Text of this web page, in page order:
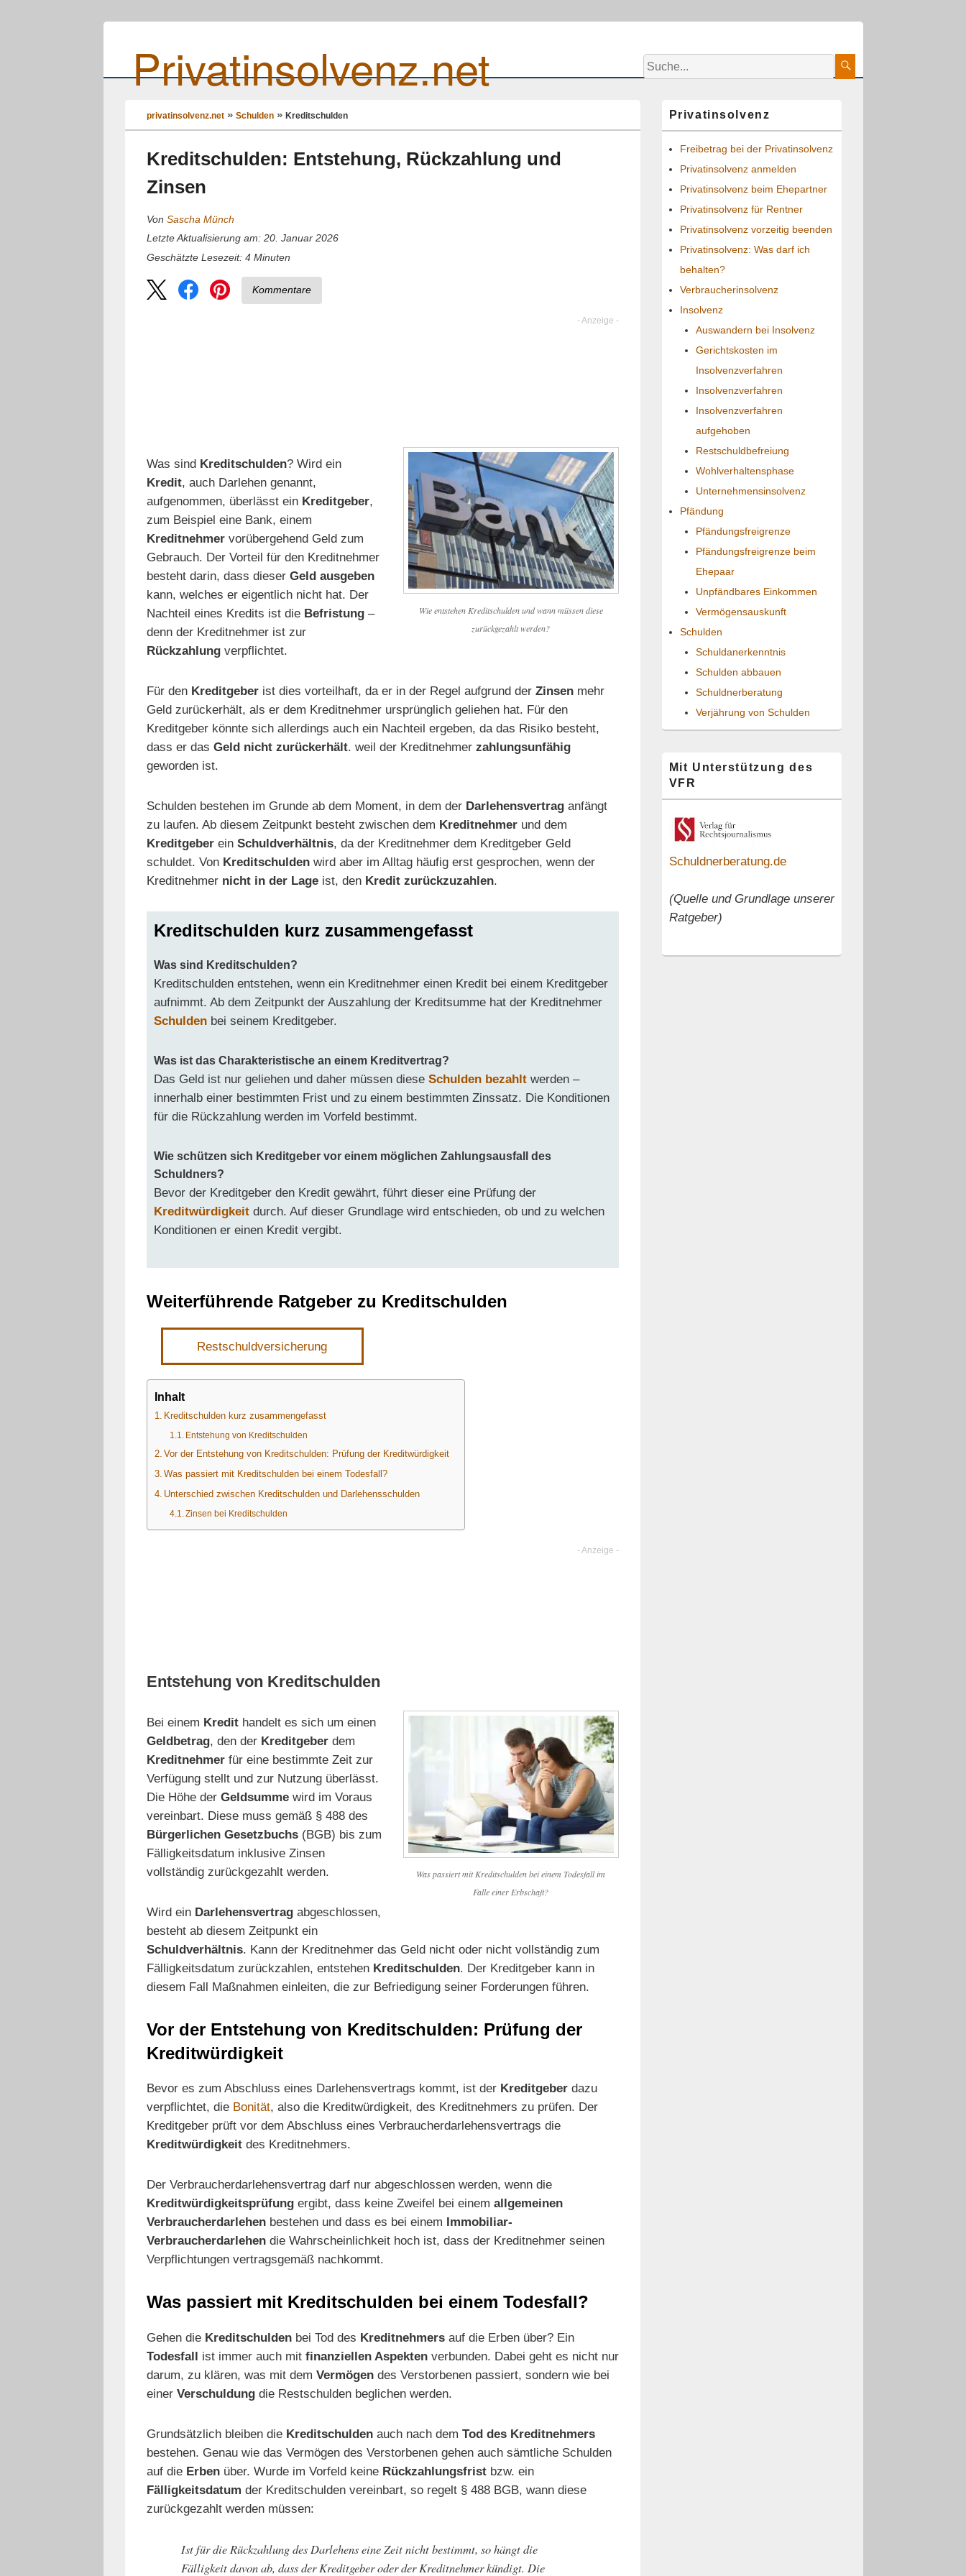
Privatinsolvenz.net Suche:
privatinsolvenz.net Schulden Kreditschulden
Kreditschulden: Entstehung, Rückzahlung und
Zinsen
Von Sascha Münch
Letzte Aktualisierung am: 20. Januar 2026
Geschätzte Lesezeit: 4 Minuten
Kommentare
Wie entstehen Kreditschulden und wann müssen diese
zurückgezahlt werden?
Was sind Kreditschulden? Wird ein
Kredit, auch Darlehen genannt,
aufgenommen, überlässt ein Kreditgeber,
zum Beispiel eine Bank, einem
Kreditnehmer vorübergehend Geld zum
Gebrauch. Der Vorteil für den Kreditnehmer
besteht darin, dass dieser Geld ausgeben
kann, welches er eigentlich nicht hat. Der
Nachteil eines Kredits ist die Befristung –
denn der Kreditnehmer ist zur
Rückzahlung verpflichtet.
Für den Kreditgeber ist dies vorteilhaft, da er in der Regel aufgrund der Zinsen mehr
Geld zurückerhält, als er dem Kreditnehmer ursprünglich geliehen hat. Für den
Kreditgeber könnte sich allerdings auch ein Nachteil ergeben, da das Risiko besteht,
dass er das Geld nicht zurückerhält. weil der Kreditnehmer zahlungsunfähig
geworden ist.
Schulden bestehen im Grunde ab dem Moment, in dem der Darlehensvertrag anfängt
zu laufen. Ab diesem Zeitpunkt besteht zwischen dem Kreditnehmer und dem
Kreditgeber ein Schuldverhältnis, da der Kreditnehmer dem Kreditgeber Geld
schuldet. Von Kreditschulden wird aber im Alltag häufig erst gesprochen, wenn der
Kreditnehmer nicht in der Lage ist, denKredit zurückzuzahlen.
Kreditschulden kurz zusammengefasst
Was sind Kreditschulden?
Kreditschulden entstehen, wenn ein Kreditnehmer einen Kredit bei einem Kreditgeber
aufnimmt. Ab dem Zeitpunkt der Auszahlung der Kreditsumme hat der Kreditnehmer
Schuldenbei seinem Kreditgeber.
Was ist das Charakteristische an einem Kreditvertrag?
Das Geld ist nur geliehen und daher müssen diese Schulden bezahltwerden –
innerhalb einer bestimmten Frist und zu einem bestimmten Zinssatz. Die Konditionen
für die Rückzahlung werden im Vorfeld bestimmt.
Wie schützen sich Kreditgeber vor einem möglichen Zahlungsausfall des
Schuldners?
Bevor der Kreditgeber den Kredit gewährt, führt dieser eine Prüfung der
Kreditwürdigkeitdurch. Auf dieser Grundlage wird entschieden, ob und zu welchen
Konditionen er einen Kredit vergibt.
Weiterführende Ratgeber zu Kreditschulden
Restschuldversicherung
Inhalt
Kreditschulden kurz zusammengefasst
Entstehung von Kreditschulden
Vor der Entstehung von Kreditschulden: Prüfung der Kreditwürdigkeit
Was passiert mit Kreditschulden bei einem Todesfall?
Unterschied zwischen Kreditschulden und Darlehensschulden
Zinsen bei Kreditschulden
Entstehung von Kreditschulden
Was passiert mit Kreditschulden bei einem Todesfall im
Falle einer Erbschaft?
Bei einem Kredit handelt es sich um einen
Geldbetrag, den der Kreditgeber dem
Kreditnehmer für eine bestimmte Zeit zur
Verfügung stellt und zur Nutzung überlässt.
Die Höhe der Geldsumme wird im Voraus
vereinbart. Diese muss gemäß § 488 des
Bürgerlichen Gesetzbuchs(BGB) bis zum
Fälligkeitsdatum inklusive Zinsen
vollständig zurückgezahlt werden.
Wird ein Darlehensvertrag abgeschlossen,
besteht ab diesem Zeitpunkt ein
Schuldverhältnis. Kann der Kreditnehmer das Geld nicht oder nicht vollständig zum
Fälligkeitsdatum zurückzahlen, entstehen Kreditschulden. Der Kreditgeber kann in
diesem Fall Maßnahmen einleiten, die zur Befriedigung seiner Forderungen führen.
Vor der Entstehung von Kreditschulden: Prüfung der
Kreditwürdigkeit
Bevor es zum Abschluss eines Darlehensvertrags kommt, ist der Kreditgeber dazu
verpflichtet, die Bonität, also die Kreditwürdigkeit, des Kreditnehmers zu prüfen. Der
Kreditgeber prüft vor dem Abschluss eines Verbraucherdarlehensvertrags die
Kreditwürdigkeit des Kreditnehmers.
Der Verbraucherdarlehensvertrag darf nur abgeschlossen werden, wenn die
Kreditwürdigkeitsprüfung ergibt, dass keine Zweifel bei einem allgemeinen
Verbraucherdarlehen bestehen und dass es bei einem Immobiliar-
Verbraucherdarlehen die Wahrscheinlichkeit hoch ist, dass der Kreditnehmer seinen
Verpflichtungen vertragsgemäß nachkommt.
Was passiert mit Kreditschulden bei einem Todesfall?
Gehen die Kreditschulden bei Tod des Kreditnehmers auf die Erben über? Ein
Todesfall ist immer auch mit finanziellen Aspektenverbunden. Dabei geht es nicht nur
darum, zu klären, was mit dem Vermögen des Verstorbenen passiert, sondern wie bei
einer Verschuldung die Restschulden beglichen werden.
Grundsätzlich bleiben die Kreditschulden auch nach dem Tod des Kreditnehmers
bestehen. Genau wie das Vermögen des Verstorbenen gehen auch sämtliche Schulden
auf die Erben über. Wurde im Vorfeld keine Rückzahlungsfrist bzw. ein
Fälligkeitsdatum der Kreditschulden vereinbart, so regelt § 488 BGB, wann diese
zurückgezahlt werden müssen:
Ist für die Rückzahlung des Darlehens eine Zeit nicht bestimmt, so hängt die
Fälligkeit davon ab, dass der Kreditgeber oder der Kreditnehmer kündigt. Die
Seitenleisten-
Widgetbereich
Privatinsolvenz
Freibetrag bei der Privatinsolvenz
Privatinsolvenz anmelden
Privatinsolvenz beim Ehepartner
Privatinsolvenz für Rentner
Privatinsolvenz vorzeitig beenden
Privatinsolvenz: Was darf ich
behalten?
Verbraucherinsolvenz
Insolvenz
Auswandern bei Insolvenz
Gerichtskosten im
Insolvenzverfahren
Insolvenzverfahren
Insolvenzverfahren
aufgehoben
Restschuldbefreiung
Wohlverhaltensphase
Unternehmensinsolvenz
Pfändung
Pfändungsfreigrenze
Pfändungsfreigrenze beim
Ehepaar
Unpfändbares Einkommen
Vermögensauskunft
Schulden
Schuldanerkenntnis
Schulden abbauen
Schuldnerberatung
Verjährung von Schulden
Mit Unterstützung des
VFR
Schuldnerberatung.de
(Quelle und Grundlage unserer
Ratgeber)